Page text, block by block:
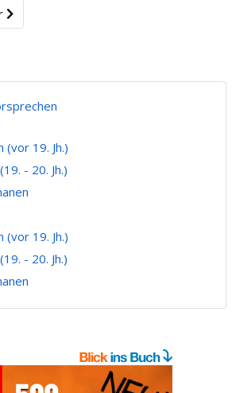
(vor 19. Jh.)
- 20. Jh.)
(vor 19. Jh.)
- 20. Jh.)